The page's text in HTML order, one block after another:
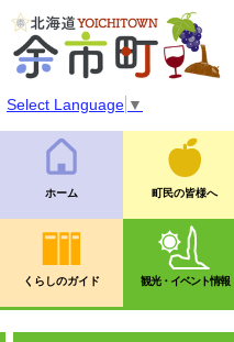
Select Language ▼
ホーム 町民の皆様へ
くらしのガイド 観光・イベント情報